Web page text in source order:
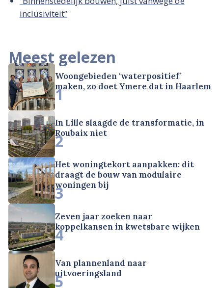
inclusiviteit”
Meest gelezen
Woongebieden ‘waterpositief’
maken, zo doet Ymere dat in Haarlem
1
In Lille slaagde de transformatie, in
Roubaix niet
2
Het woningtekort aanpakken: dit
draagt de bouw van modulaire
woningen bij
3
Zeven jaar zoeken naar
koppelkansen in kwetsbare wijken
4
Van plannenland naar
uitvoeringsland
5